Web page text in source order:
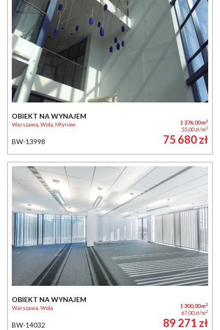
OBIEKT NA WYNAJEM
Warszawa, Wola, Młynów 1 376,00 m2
55,00 zł/m2
BW-13998 75 680 zł
OBIEKT NA WYNAJEM
Warszawa, Wola 1 300,00 m2
67,00 zł/m2
BW-14032 89 271 zł